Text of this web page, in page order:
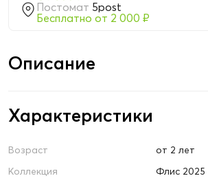
Постомат 5post
Бесплатно от 2 000 ₽
Описание
Характеристики
Возраст
от 2 лет
Коллекция
Флис 2025